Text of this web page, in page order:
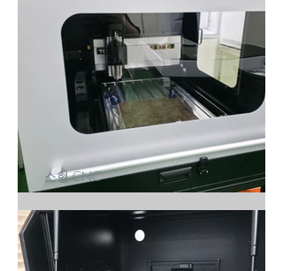
[TOOLI 46H] (주)*S 납품후기
소형 CNC